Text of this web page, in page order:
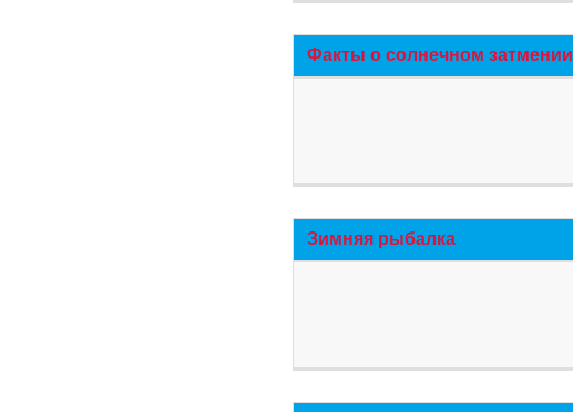
Факты о солнечном затмении
Зимняя рыбалка